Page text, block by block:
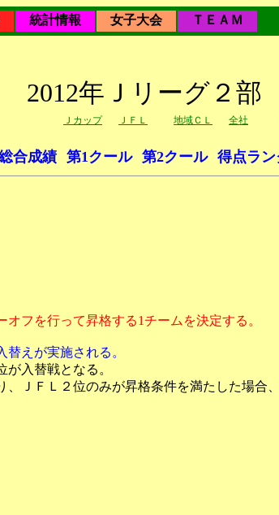
統計情報 女子大会 ＴＥＡＭ
2012年Ｊリーグ２部
Ｊカップ ＪＦＬ 地域ＣＬ 全社
合成績 第1クール 第2クール 得点ラン
オフを行って昇格する1チームを決定する。
えが実施される。
入替戦となる。
ＪＦＬ２位のみが昇格条件を満たした場合、